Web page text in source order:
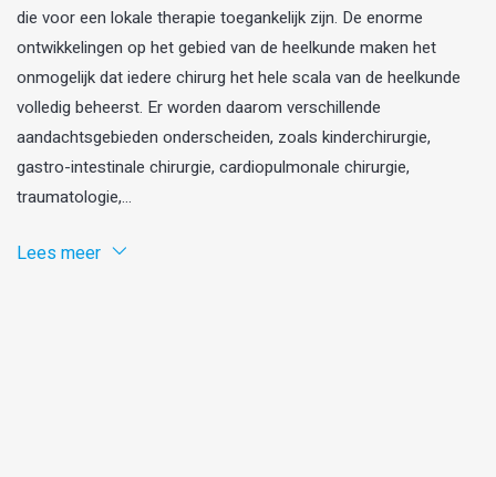
die voor een lokale therapie toegankelijk zijn. De enorme
ontwikkelingen op het gebied van de heelkunde maken het
onmogelijk dat iedere chirurg het hele scala van de heelkunde
volledig beheerst. Er worden daarom verschillende
aandachtsgebieden onderscheiden, zoals kinderchirurgie,
gastro-intestinale chirurgie, cardiopulmonale chirurgie,
traumatologie,...